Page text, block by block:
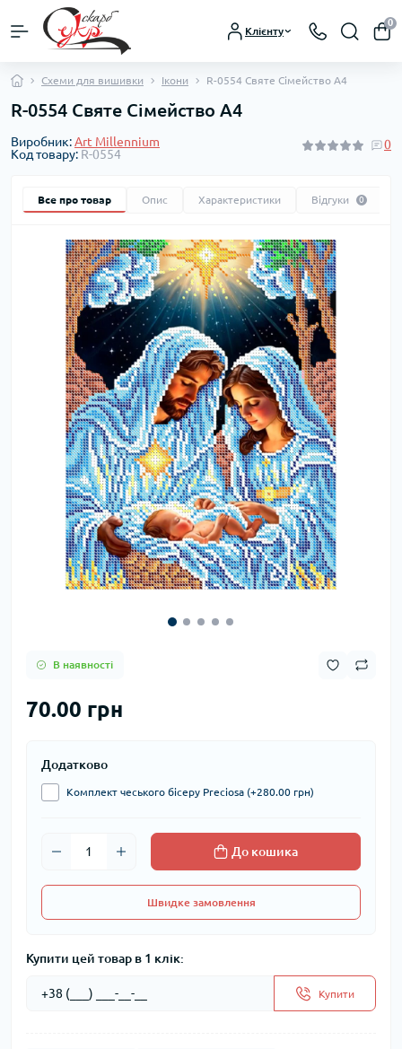
Клієнту
0
Схеми для вишивки Ікони R-0554 Святе Сімейство А4
R-0554 Святе Сімейство А4
Виробник:Art Millennium
Код товару: R-0554
0
Все про товар Опис Характеристики Відгуки 0
В наявності
70.00 грн
Додатково
Комплект чеського бісеру Preciosa (+280.00 грн)
До кошика
Швидке замовлення
Купити цей товар в 1 клік:
Купити